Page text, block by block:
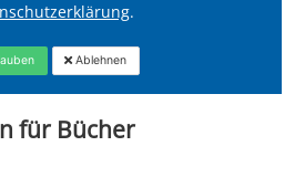
.
Ablehnen
für Bücher